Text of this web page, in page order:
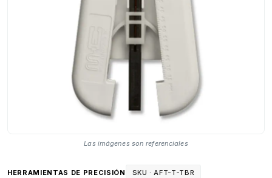
Las imágenes son referenciales
HERRAMIENTAS DE PRECISIÓN SKU ·AFT-T-TBR